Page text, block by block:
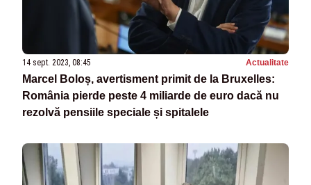
14 sept. 2023, 08:45 Actualitate
Marcel Boloș, avertisment primit de la Bruxelles:
România pierde peste 4 miliarde de euro dacă nu
rezolvă pensiile speciale și spitalele